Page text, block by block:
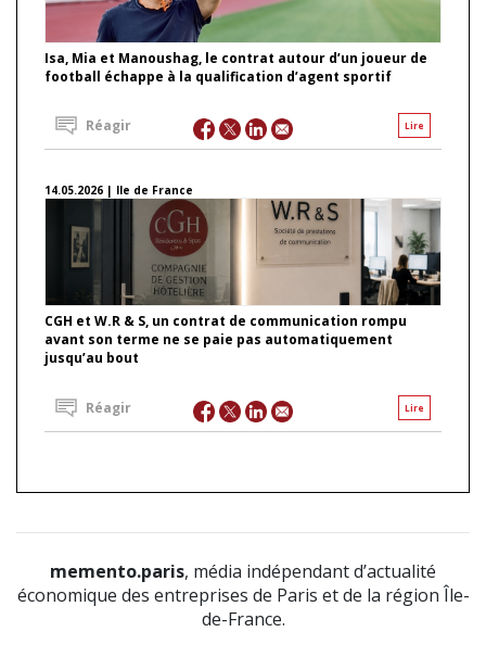
Isa, Mia et Manoushag, le contrat autour d’un joueur de
football échappe à la qualification d’agent sportif
Lire
Réagir
14.05.2026 | Ile de France
CGH et W.R & S, un contrat de communication rompu
avant son terme ne se paie pas automatiquement
jusqu’au bout
Lire
Réagir
memento.paris, média indépendant d’actualité
économique des entreprises de Paris et de la région Île-
de-France.